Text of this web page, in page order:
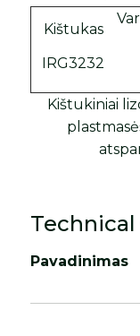
Kištukas
IRG3232
Kištukiniai
Pavadinimas